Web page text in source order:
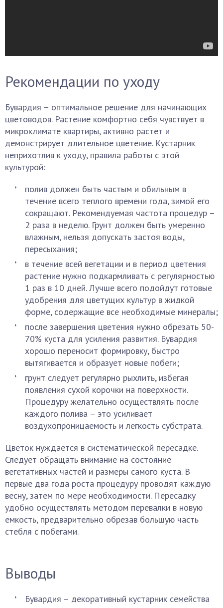
Рекомендации по уходу
Бувардия – оптимальное решение для начинающих
цветоводов. Растение комфортно себя чувствует в
микроклимате квартиры, активно растет и
демонстрирует длительное цветение. Кустарник
неприхотлив к уходу, правила работы с этой
культурой:
полив должен быть частым и обильным в
течение всего теплого времени года, зимой его
сокращают. Рекомендуемая частота процедур –
2 раза в неделю. Грунт должен быть умеренно
влажным, нельзя допускать застоя воды,
пересыхания;
в течение всей вегетации и в период цветения
растение нужно подкармливать с регулярностью
1 раз в 10 дней. Лучше всего подойдут готовые
удобрения для цветущих культур в жидкой
форме, содержащие все необходимые минералы;
после завершения цветения нужно обрезать 50-
70% куста для усиления развития. Бувардия
хорошо переносит формировку, быстро
вытягивается и образует новые побеги;
грунт следует регулярно рыхлить, избегая
появления сухой корочки на поверхности.
Процедуру желательно осуществлять после
каждого полива – это усиливает
воздухопроницаемость и легкость субстрата.
Цветок нуждается в систематической пересадке.
Следует обращать внимание на состояние
вегетативных частей и размеры самого куста. В
первые два года роста процедуру проводят каждую
весну, затем по мере необходимости. Пересадку
удобно осуществлять методом перевалки в новую
емкость, предварительно обрезав большую часть
стебля с побегами.
Выводы
Бувардия – декоративный кустарник семейства